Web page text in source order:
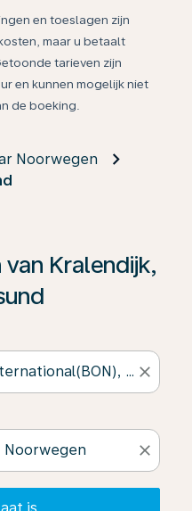
en toeslagen zijn
maar u betaalt
tarieven zijn
en kunnen mogelijk niet
de boeking.
Noorwegen
Kralendijk,
close
close
is gevonden, klik dan op